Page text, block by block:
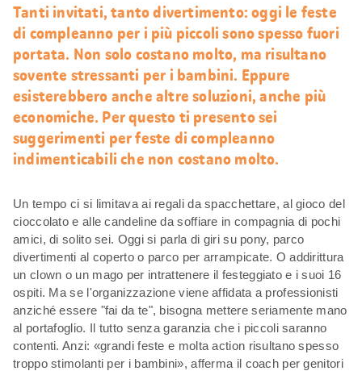
Tanti invitati, tanto divertimento: oggi le feste
di compleanno per i più piccoli sono spesso fuori
portata. Non solo costano molto, ma risultano
sovente stressanti per i bambini. Eppure
esisterebbero anche altre soluzioni, anche più
economiche. Per questo ti presento sei
suggerimenti per feste di compleanno
indimenticabili che non costano molto.
Un tempo ci si limitava ai regali da spacchettare, al gioco del
cioccolato e alle candeline da soffiare in compagnia di pochi
amici, di solito sei. Oggi si parla di giri su pony, parco
divertimenti al coperto o parco per arrampicate. O addirittura
un clown o un mago per intrattenere il festeggiato e i suoi 16
ospiti. Ma se l'organizzazione viene affidata a professionisti
anziché essere "fai da te", bisogna mettere seriamente mano
al portafoglio. Il tutto senza garanzia che i piccoli saranno
contenti. Anzi: «grandi feste e molta action risultano spesso
troppo stimolanti per i bambini», afferma il coach per genitori